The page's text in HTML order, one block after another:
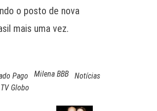
o posto de nova
mais uma vez.
Pago Milena BBB
Notícias
TV Globo